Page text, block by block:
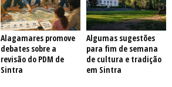
Alagamares promove
debates sobre a
revisão do PDM de
Sintra
Algumas sugestões
para fim de semana
de cultura e tradição
em Sintra